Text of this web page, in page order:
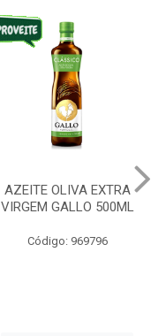
AZEITE OLIVA EXTRA
VIRGEM GALLO 500ML
Código: 969796